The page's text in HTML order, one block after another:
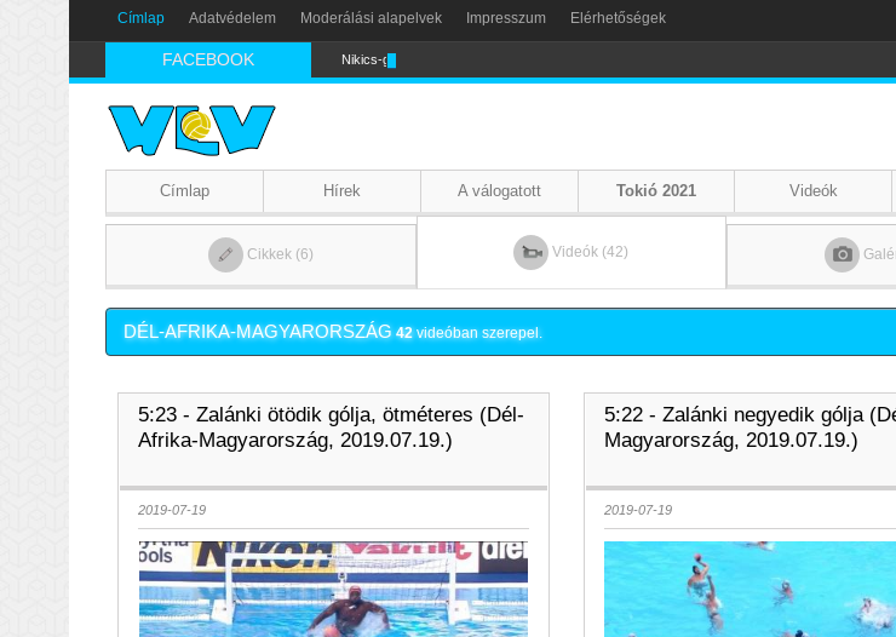
Címlap Adatvédelem Moderálási alapelvek Impresszum Elérhetőségek
FACEBOOK Nikics-gól lábbal
Címlap Hírek A válogatott Tokió 2021 Videók
Cikkek (6) Videók (42)
DÉL-AFRIKA-MAGYARORSZÁG 42videóban szerepel.
5:23 - Zalánki ötödik gólja, ötméteres (Dél-
Afrika-Magyarország, 2019.07.19.)
2019-07-19
5:22 - Zalánki negyedik gólja
Magyarország, 2019.07.19.)
2019-07-19